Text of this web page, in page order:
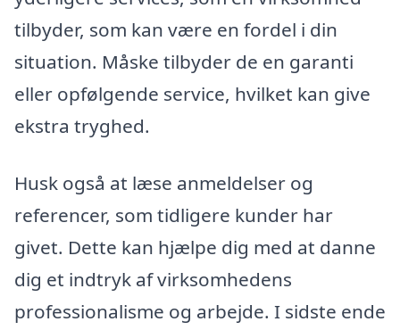
tilbyder, som kan være en fordel i din
situation. Måske tilbyder de en garanti
eller opfølgende service, hvilket kan give
ekstra tryghed.
Husk også at læse anmeldelser og
referencer, som tidligere kunder har
givet. Dette kan hjælpe dig med at danne
dig et indtryk af virksomhedens
professionalisme og arbejde. I sidste ende